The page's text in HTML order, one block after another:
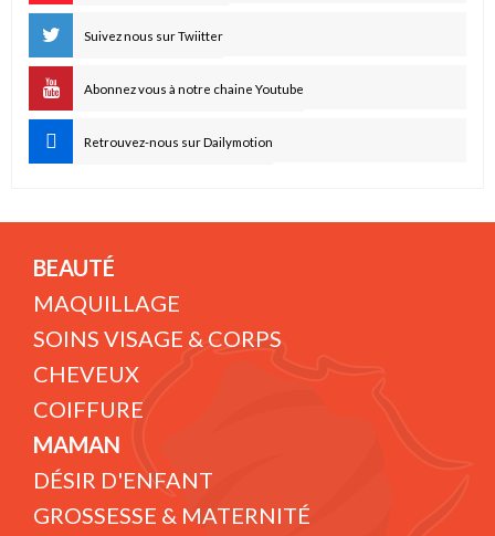
Suivez nous sur Twiitter
Abonnez vous à notre chaine Youtube
Retrouvez-nous sur Dailymotion
BEAUTÉ
MAQUILLAGE
SOINS VISAGE & CORPS
CHEVEUX
COIFFURE
MAMAN
DÉSIR D'ENFANT
GROSSESSE & MATERNITÉ